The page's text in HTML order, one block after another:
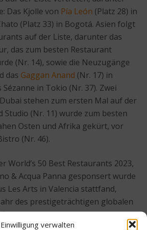
Einwilligung verwalten
Das Kjolle von Pía León (Platz 28) in
(Platz 33) in Bogotá. Asien folgt
auf der Liste, darunter das
das zum besten Restaurant
(Nr. 14), sowie die Neuzugänge
das Gaggan Anand (Nr. 17) in
in Tokio (Nr. 37). Zwei
stehen zum ersten Mal auf der
Studio (Nr. 11) wurde zum besten
Osten und Afrika gekürt, vor
(Nr. 46).
World’s 50 Best Restaurants 2023,
& Acqua Panna gesponsert wurde
Les Arts in Valencia stattfand,
des prestigeträchtigen globalen